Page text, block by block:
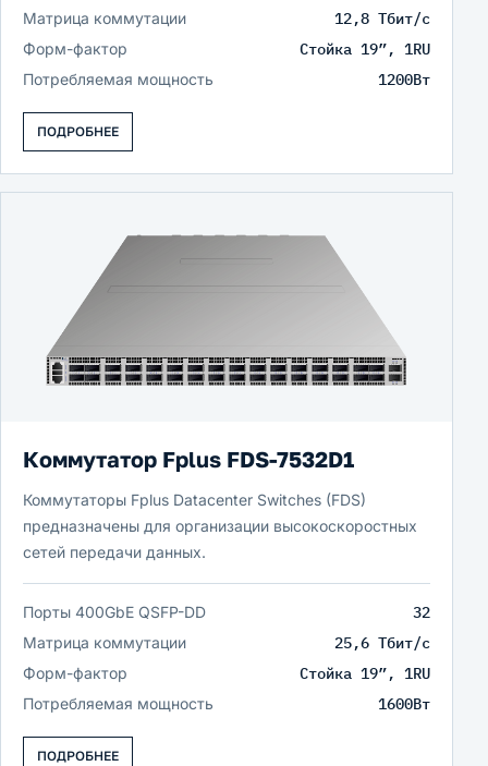
Матрица коммутации 12,8 Тбит/c
Форм-фактор Стойка 19”, 1RU
Потребляемая мощность 1200Вт
ПОДРОБНЕЕ
Коммутатор Fplus FDS-7532D1
Коммутаторы Fplus Datacenter Switches (FDS)
предназначены для организации высокоскоростных
сетей передачи данных.
Порты 400GbE QSFP-DD 32
Матрица коммутации 25,6 Тбит/c
Форм-фактор Стойка 19”, 1RU
Потребляемая мощность 1600Вт
ПОДРОБНЕЕ